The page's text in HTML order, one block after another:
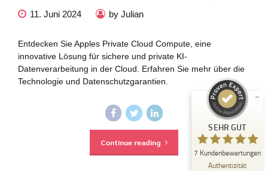
11. Juni 2024 by Julian
Entdecken Sie Apples Private Cloud Compute, eine
innovative Lösung für sichere und private KI-
Datenverarbeitung in der Cloud. Erfahren Sie mehr über die
Technologie und Datenschutzgarantien.
Continue reading
SEHR GUT
7 Kundenbewertungen
Authentizität
Kundenbewertungen und Erfahrungen zu
Empfehlungen auf
ProvenExpert.com
SEHR GUT
4,87
/
5,00
Bewertungen auf ProvenExpert.com
Erfahren Sie mehr über dieses Bewertungssiegel
21.07.2025